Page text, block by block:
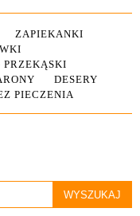
ZAPIEKANKI
PRZEKĄSKI
DESERY
PIECZENIA